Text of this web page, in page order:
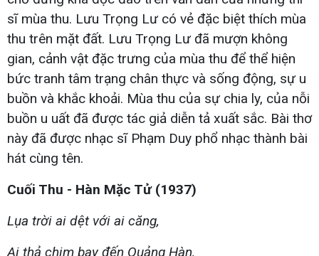
sĩ mùa thu. Lưu Trọng Lư có vẻ đặc biệt thích mùa
thu trên mặt đất. Lưu Trọng Lư đã mượn không
gian, cảnh vật đặc trưng của mùa thu để thể hiện
bức tranh tâm trạng chân thực và sống động, sự u
buồn và khắc khoải. Mùa thu của sự chia ly, của nỗi
buồn u uất đã được tác giả diễn tả xuất sắc. Bài thơ
này đã được nhạc sĩ Phạm Duy phổ nhạc thành bài
hát cùng tên.
Cuối Thu - Hàn Mặc Tử (1937)
Lụa trời ai dệt với ai căng,
Ai thả chim bay đến Quảng Hàn,